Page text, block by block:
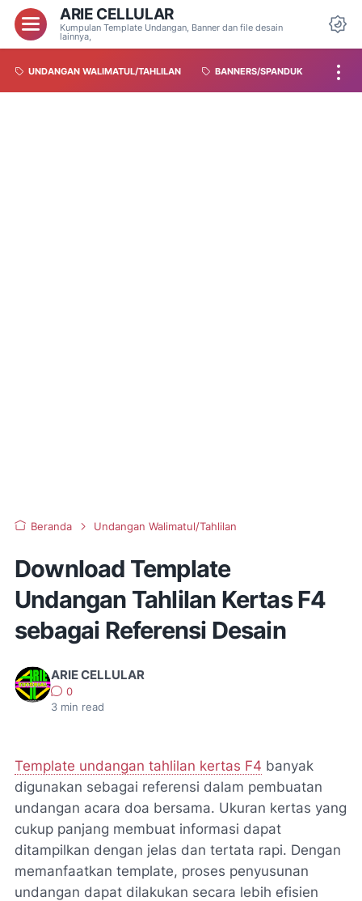
ARIE CELLULAR
Kumpulan Template Undangan, Banner dan file desain
lainnya,
UNDANGAN WALIMATUL/TAHLILAN BANNERS/SPANDUK
Beranda Undangan Walimatul/Tahlilan
Download Template
Undangan Tahlilan Kertas F4
sebagai Referensi Desain
ARIE CELLULAR
0
3 min read
Template undangan tahlilan kertas F4 banyak
digunakan sebagai referensi dalam pembuatan
undangan acara doa bersama. Ukuran kertas yang
cukup panjang membuat informasi dapat
ditampilkan dengan jelas dan tertata rapi. Dengan
memanfaatkan template, proses penyusunan
undangan dapat dilakukan secara lebih efisien